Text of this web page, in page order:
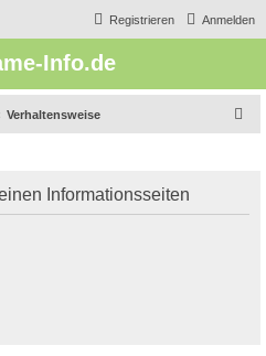
Anmelden
Registrieren
Info.de
Verhaltensweise
e
Informationsseiten